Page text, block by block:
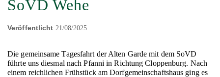
SoVD Wehe
Veröffentlicht 21/08/2025
Die gemeinsame Tagesfahrt der Alten Garde mit dem SoVD
führte uns diesmal nach Pfanni in Richtung Cloppenburg. Nach
einem reichlichen Frühstück am Dorfgemeinschaftshaus ging es